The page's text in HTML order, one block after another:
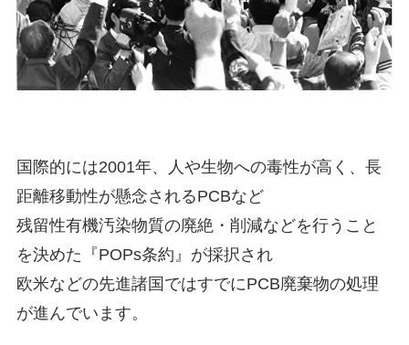
国際的には2001年、人や生物への毒性が高く、長
距離移動性が懸念されるPCBなど
残留性有機汚染物質の廃絶・削減などを行うこと
を決めた『POPs条約』が採択され
欧米などの先進諸国ではすでにPCB廃棄物の処理
が進んでいます。